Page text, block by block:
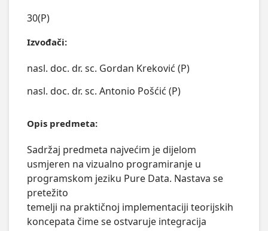
30(P)
Izvođači:
nasl. doc. dr. sc. Gordan Kreković (P)
nasl. doc. dr. sc. Antonio Pošćić (P)
Opis predmeta:
Sadržaj predmeta najvećim je dijelom
usmjeren na vizualno programiranje u
programskom jeziku Pure Data. Nastava se
pretežito
temelji na praktičnoj implementaciji teorijskih
koncepata čime se ostvaruje integracija